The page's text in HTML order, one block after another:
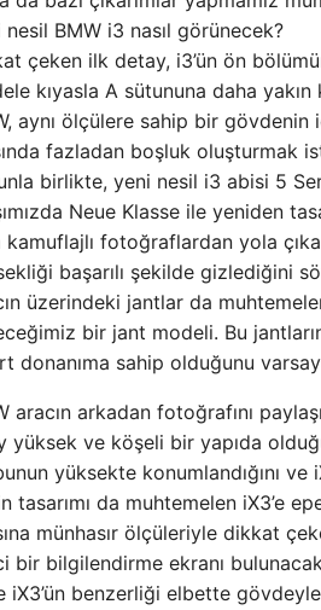
nesil BMW i3 nasıl görünecek?
çeken ilk detay, i3’ün ön
kıyasla A sütununa daha
aynı ölçülere sahip bir
fazladan boşluk oluşturmak
birlikte, yeni nesil i3 abisi 5
Neue Klasse ile yeniden
kamuflajlı fotoğraflardan yola
başarılı şekilde gizlediğini
üzerindeki jantlar da
bir jant modeli. Bu
donanıma sahip olduğunu
aracın arkadan fotoğrafını
yüksek ve köşeli bir yapıda
yüksekte konumlandığını
tasarımı da muhtemelen iX3’e
münhasır ölçüleriyle dikkat
bir bilgilendirme ekranı
iX3’ün benzerliği elbette